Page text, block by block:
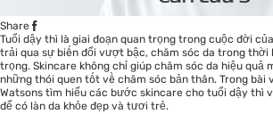
Share
Tuổi dậy thì là giai đoạn quan trọng trong cuộc đời
trải qua sự biến đổi vượt bậc, chăm sóc da trong thời
trọng. Skincare không chỉ giúp chăm sóc da hiệu quả
những thói quen tốt về chăm sóc bản thân. Trong bài
Watsons tìm hiểu các bước skincare cho tuổi dậy thì
để có làn da khỏe đẹp và tươi trẻ.